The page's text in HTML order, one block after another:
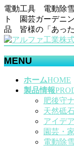
電動工具 電動除
ト 園芸ガーデニ
品 皆様の「あった
MENU
ホームHOME
製品情報
肥後守
天然砥
アイデ
園芸・
電動除